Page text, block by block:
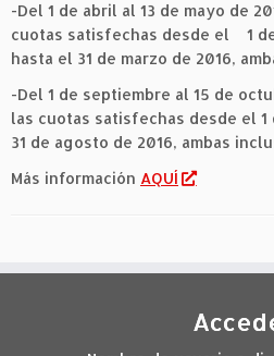
-Del 1 de abril al 13 de mayo de
cuotas satisfechas desde el 1
hasta el 31 de marzo de 2016,
-Del 1 de septiembre al 15 de
las cuotas satisfechas desde el 1
31 de agosto de 2016, ambas
Más información AQUÍ